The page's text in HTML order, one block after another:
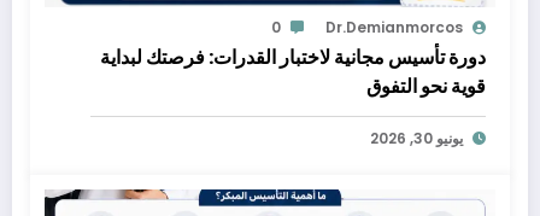
Dr.demianmorcos
0
دورة تأسيس مجانية لاختبار القدرات: فرصتك لبداية
قوية نحو التفوق
يونيو 30, 2026